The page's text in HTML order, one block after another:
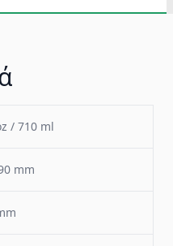
/ 710 ml
mm